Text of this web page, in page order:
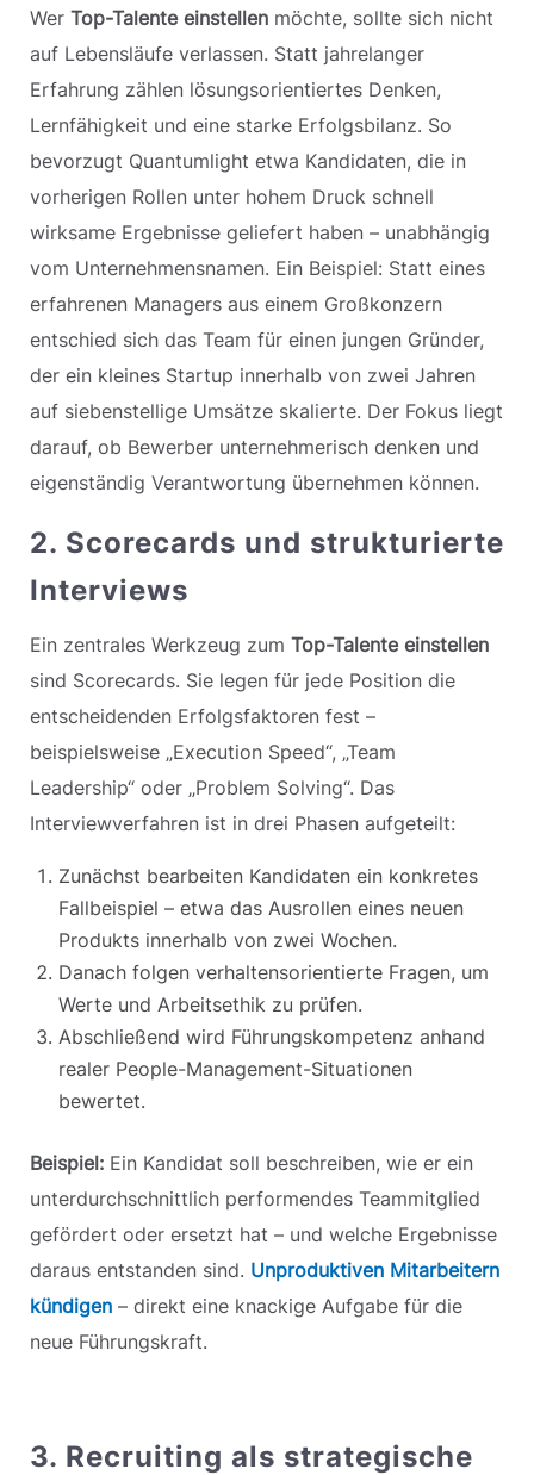
Wer Top-Talente einstellenmöchte, sollte sich nicht
auf Lebensläufe verlassen. Statt jahrelanger
Erfahrung zählen lösungsorientiertes Denken,
Lernfähigkeit und eine starke Erfolgsbilanz. So
bevorzugt Quantumlight etwa Kandidaten, die in
vorherigen Rollen unter hohem Druck schnell
wirksame Ergebnisse geliefert haben – unabhängig
vom Unternehmensnamen. Ein Beispiel: Statt eines
erfahrenen Managers aus einem Großkonzern
entschied sich das Team für einen jungen Gründer,
der ein kleines Startup innerhalb von zwei Jahren
auf siebenstellige Umsätze skalierte. Der Fokus liegt
darauf, ob Bewerber unternehmerisch denken und
eigenständig Verantwortung übernehmen können.
2. Scorecards und strukturierte
Interviews
Ein zentrales Werkzeug zum Top-Talente einstellen
sind Scorecards. Sie legen für jede Position die
entscheidenden Erfolgsfaktoren fest –
beispielsweise „Execution Speed“, „Team
Leadership“ oder „Problem Solving“. Das
Interviewverfahren ist in drei Phasen aufgeteilt:
Zunächst bearbeiten Kandidaten ein konkretes
Fallbeispiel – etwa das Ausrollen eines neuen
Produkts innerhalb von zwei Wochen.
Danach folgen verhaltensorientierte Fragen, um
Werte und Arbeitsethik zu prüfen.
Abschließend wird Führungskompetenz anhand
realer People-Management-Situationen
bewertet.
Beispiel:Ein Kandidat soll beschreiben, wie er ein
unterdurchschnittlich performendes Teammitglied
gefördert oder ersetzt hat – und welche Ergebnisse
daraus entstanden sind. Unproduktiven Mitarbeitern
kündigen– direkt eine knackige Aufgabe für die
neue Führungskraft.
3. Recruiting als strategische